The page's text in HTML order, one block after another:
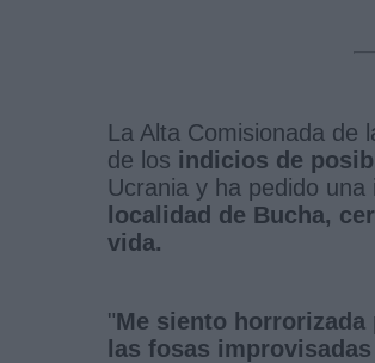
La Alta Comisionada de
de los indicios de
Ucrania y ha pedido
localidad de Bucha,
vida.
"Me siento
las fosas